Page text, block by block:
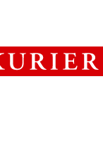
PolitikWirtschaft